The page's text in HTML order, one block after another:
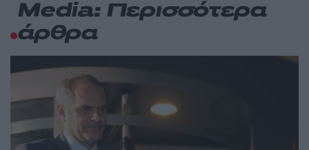
Media: Περισσότερα
άρθρα